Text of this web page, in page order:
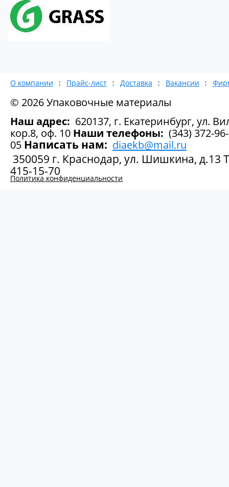
О компании Прайс-лист Доставка Вакансии
© 2026 Упаковочные материалы
Наш адрес: 620137, г. Екатеринбург, ул.
кор.8, оф. 10 Наши телефоны: (343) 372-
05 Написать нам: diaekb@mail.ru
350059 г. Краснодар, ул. Шишкина, д.13
415-15-70
Политика конфиденциальности